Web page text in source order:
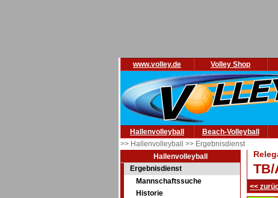
www.volley.de Volley Shop
Hallenvolleyball Beach-Volleyball
>> Hallenvolleyball >> Ergebnisdienst
Hallenvolleyball
Ergebnisdienst
Mannschaftssuche
Historie
TB/
<<